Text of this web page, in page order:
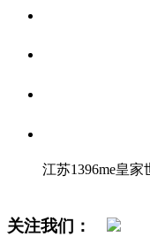
江苏1396me皇
关注我们：